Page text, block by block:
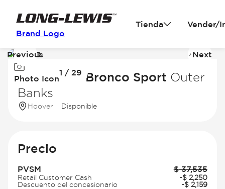
Brand Logo
Tienda Vender/
Image
of
Photo Icon
1 / 29
Previous Next
2026 Ford Bronco Sport Outer
Banks
Hoover Disponible
Precio
PVSM $ 37,535
Retail Customer Cash -$ 2,250
Descuento del concesionario
-$ 2,159